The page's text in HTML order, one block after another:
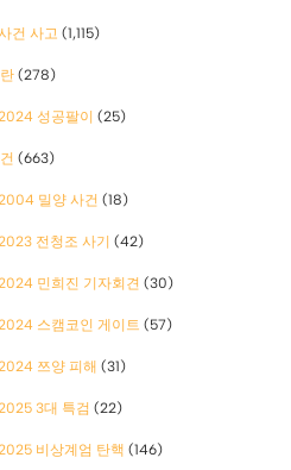
건 사고 (1,115)
(278)
성공팔이 (25)
(663)
밀양 사건 (18)
전청조 사기 (42)
민희진 기자회견 (30)
스캠코인 게이트 (57)
쯔양 피해 (31)
3대 특검 (22)
비상계엄 탄핵 (146)